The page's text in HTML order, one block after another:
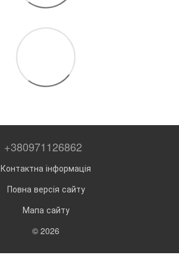
+380971126862
Контактна інформація
Повна версія сайту
Мапа сайту
© 2026